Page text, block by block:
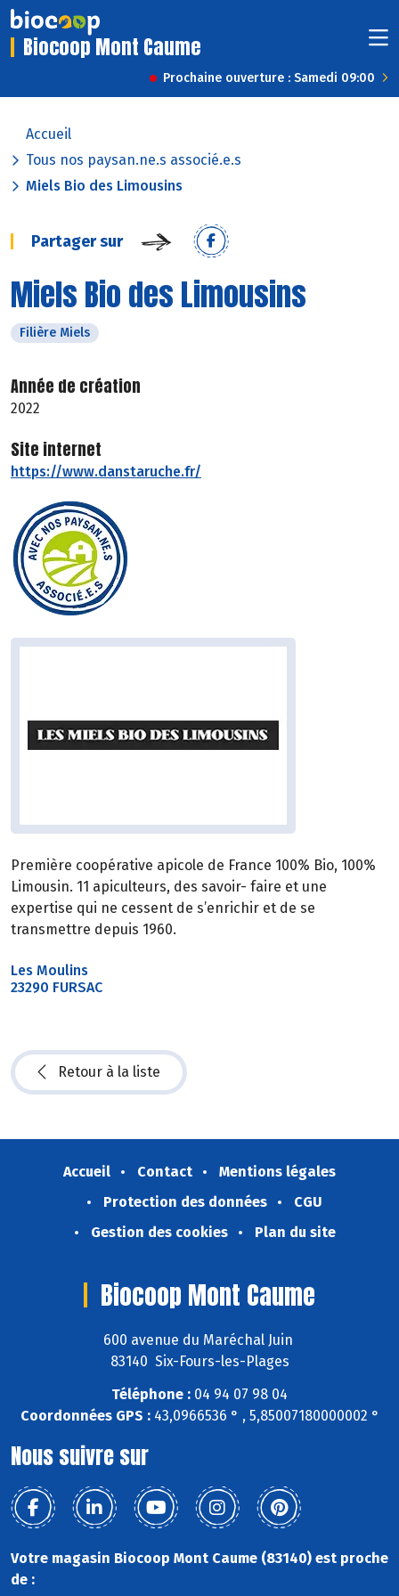
Biocoop Mont Caume
Prochaine ouverture : Samedi 09:00
Accueil
Tous nos paysan.ne.s associé.e.s
Miels Bio des Limousins
Partager sur
Miels Bio des Limousins
Filière Miels
Année de création
2022
Site internet
https://www.danstaruche.fr/
Première coopérative apicole de France 100% Bio, 100%
Limousin. 11 apiculteurs, des savoir- faire et une
expertise qui ne cessent de s’enrichir et de se
transmettre depuis 1960.
Les Moulins
23290 FURSAC
Retour à la liste
Accueil Contact
Mentions légales
Protection des données
CGU
Gestion des cookies
Plan du site
Biocoop Mont Caume
600 avenue du Maréchal Juin
83140 Six-Fours-les-Plages
Téléphone : 04 94 07 98 04
Coordonnées GPS :43,0966536 ° , 5,85007180000002 °
Nous suivre sur
Votre magasin Biocoop Mont Caume (83140) est proche
de :